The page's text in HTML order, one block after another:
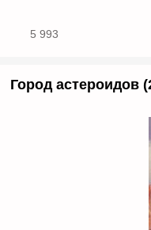
5 993
Город астероидов